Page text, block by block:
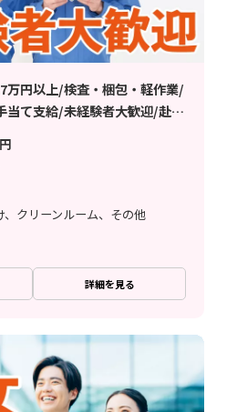
万円以上/検査・梱包・軽作業/
当て支給/未経験者大歓迎/赴任
性活躍中/日払い・週払い制度
円
クリーンルーム、その他
詳細を見る